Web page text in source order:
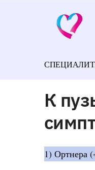
К
1) Ортнера